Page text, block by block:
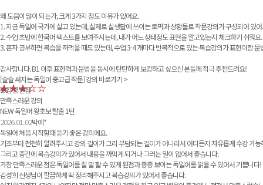
왜 도움이 많이 되는가, 크게 3가지 정도 이유가 있어요.
1. 지금 독일어 국가에 살고 있는데, 실제로 실생활에 쓰이는 토픽과 상황들로 작문강의가 구성되어 있
2. 수업 초반에 한국어 텍스트를 보여주시는데, 내가 어느 상태정도 표현을 알고있는지 체크하기 쉬워요.
3. 혼자 공부하면 복습을 까먹을 때도 있는데, 수업 3-4 개마다 반복적으로 있는 복습강의가 표현이랑
감사합니다. B1 이후 표현력과 문법을 동시에 탄탄하게 보강하고 싶으신 분들께 적극 추천드려요!
[술술 써지는 독일어 중고급 작문]강의 바로가기 >
수강생 별점
5.0
만족스러운 강의
NEW 독일어 왕초보 탈출 1탄
2026.01.02박예*
독일어 처음 시작할때 듣기 좋은 강의에요.
기초부터 천천히 알려주시고 강의 길이가 그리 부담되는 길이가 아니라서 어디든지 자유롭게 수강 가능
그리고 중간에 복습강의가 있어서 내용을 까먹게 되거나 그러는 일이 없어서 좋습니다.
가장 만족스러운 점은 독일어를 잘 말 할 수 있게 된점과 종종 보이는 독일어를 읽을 수 있어서 기쁩니다!
김성희 선생님이 깔끔하게 딱 정리해주시고 복습강의가 있어서 좋습니다.